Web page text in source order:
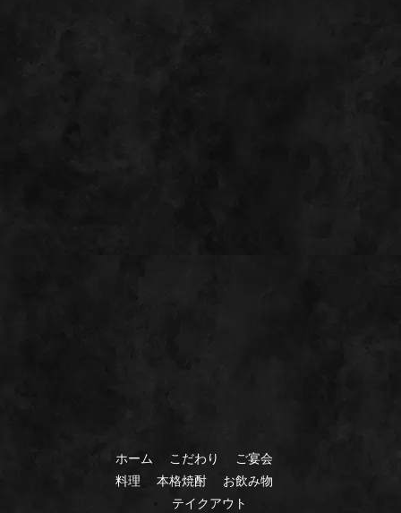
ホーム こだわり
ご宴会
料理
本格焼酎
お飲み物
テイクアウト